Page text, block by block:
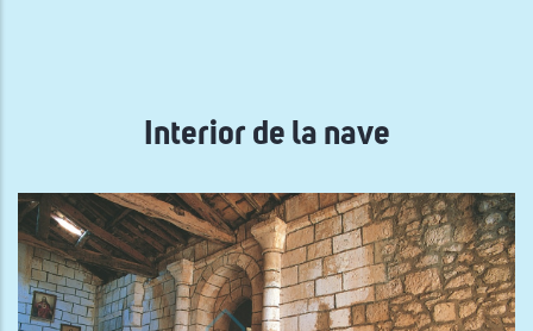
navegaciónInterior de la nave